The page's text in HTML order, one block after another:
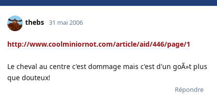
thebs 31 mai 2006
http://www.coolminiornot.com/article/aid/446/page/1
Le cheval au centre c'est dommage mais c'est d'un goÃ»t plus
que douteux!
Répondre